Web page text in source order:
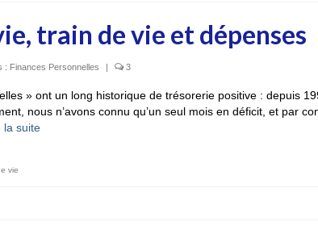
train de vie et dépenses
: Finances Personnelles 3
» ont un long historique de trésorerie positive : depuis
nous n’avons connu qu’un seul mois en déficit, et par
la suite­­
vie